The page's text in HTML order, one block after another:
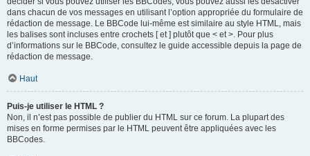
dans chacun de vos messages en utilisant l’option appropriée du formulaire de
rédaction de message. Le BBCode lui-même est similaire au style HTML, mais
les balises sont incluses entre crochets [ et ] plutôt que < et >. Pour plus
d’informations sur le BBCode, consultez le guide accessible depuis la page de
rédaction de message.
Haut
Puis-je utiliser le HTML ?
Non, il n’est pas possible de publier du HTML sur ce forum. La plupart des
mises en forme permises par le HTML peuvent être appliquées avec les
BBCodes.